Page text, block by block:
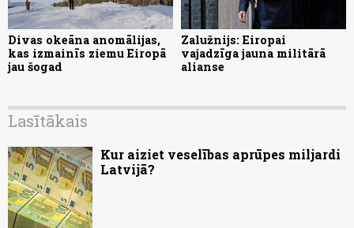
Divas okeāna anomālijas,
kas izmainīs ziemu Eiropā
jau šogad
Zalužnijs: Eiropai
vajadzīga jauna militārā
alianse
Lasītākais
Kur aiziet veselības aprūpes miljardi
Latvijā?